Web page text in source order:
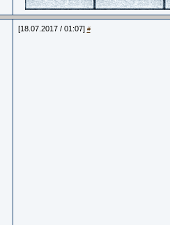
[18.07.2017 / 01:07] #